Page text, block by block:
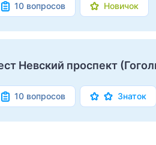
10 вопросов Новичок
Невский проспект
10 вопросов Знаток